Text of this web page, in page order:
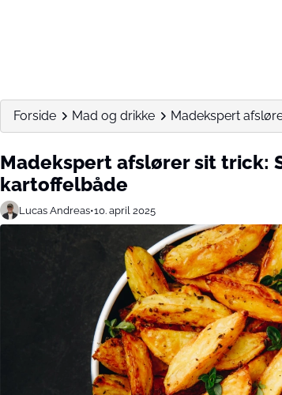
Forside Mad og drikke Madekspert
Madekspert afslører sit trick:
kartoffelbåde
Lucas Andreas•10. april 2025